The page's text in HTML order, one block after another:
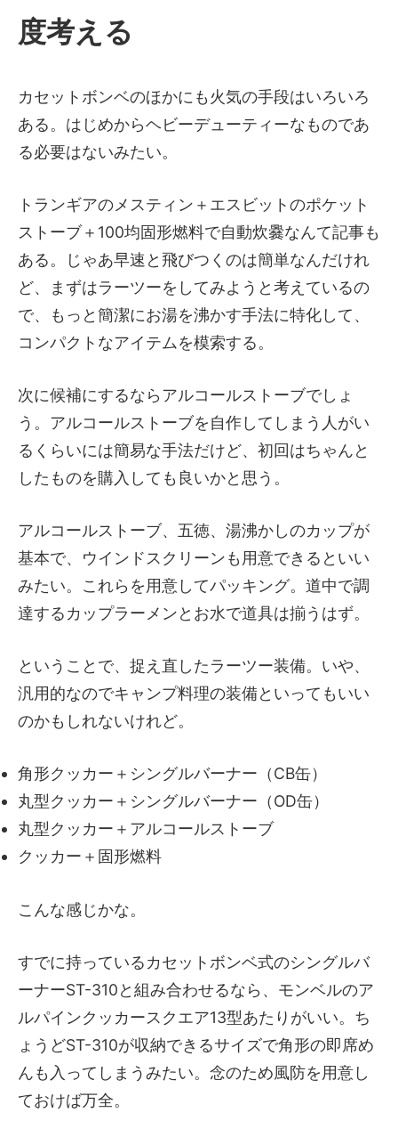
度考える
カセットボンベのほかにも火気の手段はいろいろ
ある。はじめからヘビーデューティーなものであ
る必要はないみたい。
トランギアのメスティン＋エスビットのポケット
ストーブ＋100均固形燃料で自動炊爨なんて記事も
ある。じゃあ早速と飛びつくのは簡単なんだけれ
ど、まずはラーツーをしてみようと考えているの
で、もっと簡潔にお湯を沸かす手法に特化して、
コンパクトなアイテムを模索する。
次に候補にするならアルコールストーブでしょ
う。アルコールストーブを自作してしまう人がい
るくらいには簡易な手法だけど、初回はちゃんと
したものを購入しても良いかと思う。
アルコールストーブ、五徳、湯沸かしのカップが
基本で、ウインドスクリーンも用意できるといい
みたい。これらを用意してパッキング。道中で調
達するカップラーメンとお水で道具は揃うはず。
ということで、捉え直したラーツー装備。いや、
汎用的なのでキャンプ料理の装備といってもいい
のかもしれないけれど。
角形クッカー＋シングルバーナー（CB缶）
丸型クッカー＋シングルバーナー（OD缶）
丸型クッカー＋アルコールストーブ
クッカー＋固形燃料
こんな感じかな。
すでに持っているカセットボンベ式のシングルバ
ーナーST-310と組み合わせるなら、モンベルのア
ルパインクッカースクエア13型あたりがいい。ち
ょうどST-310が収納できるサイズで角形の即席め
んも入ってしまうみたい。念のため風防を用意し
ておけば万全。